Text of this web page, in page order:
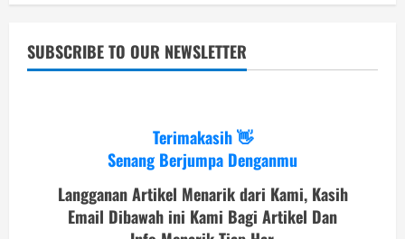
SUBSCRIBE TO OUR NEWSLETTER
Terimakasih 👋
Senang Berjumpa Denganmu
Langganan Artikel Menarik dari Kami, Kasih
Email Dibawah ini Kami Bagi Artikel Dan